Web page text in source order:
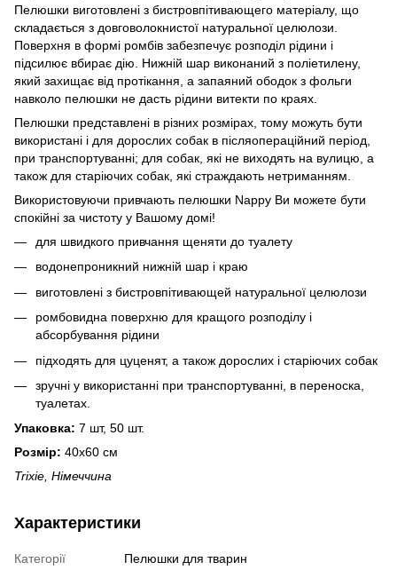
Пелюшки виготовлені з бистровпітивающего матеріалу, що
складається з довговолокнистої натуральної целюлози.
Поверхня в формі ромбів забезпечує розподіл рідини і
підсилює вбирає дію. Нижній шар виконаний з поліетилену,
який захищає від протікання, а запаяний ободок з фольги
навколо пелюшки не дасть рідини витекти по краях.
Пелюшки представлені в різних розмірах, тому можуть бути
використані і для дорослих собак в післяопераційний період,
при транспортуванні; для собак, які не виходять на вулицю, а
також для старіючих собак, які страждають нетриманням.
Використовуючи привчають пелюшки Nappy Ви можете бути
спокійні за чистоту у Вашому домі!
для швидкого привчання щеняти до туалету
водонепроникний нижній шар і краю
виготовлені з бистровпітивающей натуральної целюлози
ромбовидна поверхню для кращого розподілу і
абсорбування рідини
підходять для цуценят, а також дорослих і старіючих собак
зручні у використанні при транспортуванні, в переноска,
туалетах.
Упаковка: 7 шт, 50 шт.
Розмір: 40х60 см
Trixie, Німеччина
Характеристики
Категорії Пелюшки для тварин